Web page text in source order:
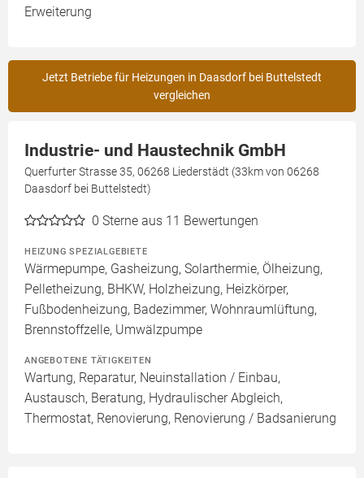
Erweiterung
Jetzt Betriebe für Heizungen in Daasdorf bei Buttelstedt
vergleichen
Industrie- und Haustechnik GmbH
Querfurter Strasse 35, 06268 Liederstädt (33km von 06268
Daasdorf bei Buttelstedt)
0 Sterne aus 11 Bewertungen
HEIZUNG SPEZIALGEBIETE
Wärmepumpe, Gasheizung, Solarthermie, Ölheizung,
Pelletheizung, BHKW, Holzheizung, Heizkörper,
Fußbodenheizung, Badezimmer, Wohnraumlüftung,
Brennstoffzelle, Umwälzpumpe
ANGEBOTENE TÄTIGKEITEN
Wartung, Reparatur, Neuinstallation / Einbau,
Austausch, Beratung, Hydraulischer Abgleich,
Thermostat, Renovierung, Renovierung / Badsanierung